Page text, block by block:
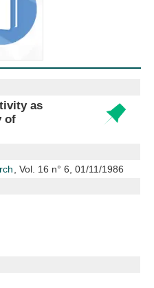
as
of
, Vol. 16 n° 6, 01/11/1986